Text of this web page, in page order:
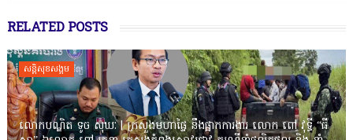
RELATED POSTS
សន្តិសុខសង្គម
លោកបណ្ឌិត ទូច សុឃៈ | ក្រសួងមហាផ្ទៃ នឹងផ្អាកការងារ លោក ពៅ វុទ្ធី “ធី